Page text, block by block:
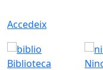
Accedeix
Biblioteca